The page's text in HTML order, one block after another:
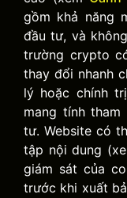
gồm khả năng
đầu tư, và
trường crypto
thay đổi nhanh
lý hoặc chính
mang tính tham
tư. Website có
tập nội dung
giám sát của
trước khi xuất